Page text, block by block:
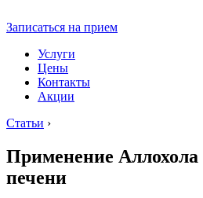
Записаться на прием
Услуги
Цены
Контакты
Акции
Статьи ›
Применение
печени